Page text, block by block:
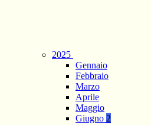
2025
Gennaio
Febbraio
Marzo
Aprile
Maggio
Giugno 2